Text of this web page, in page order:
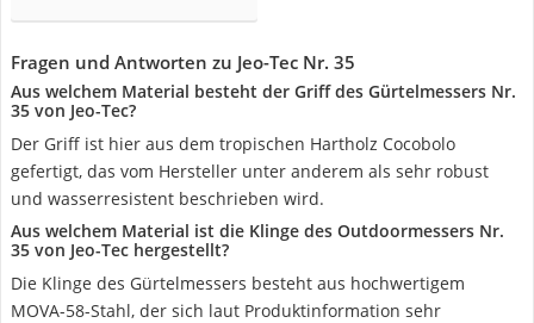
Fragen und Antworten zu Jeo-Tec Nr. 35
Aus welchem Material besteht der Griff des Gürtelmessers Nr.
35 von Jeo-Tec?
Der Griff ist hier aus dem tropischen Hartholz Cocobolo
gefertigt, das vom Hersteller unter anderem als sehr robust
und wasserresistent beschrieben wird.
Aus welchem Material ist die Klinge des Outdoormessers Nr.
35 von Jeo-Tec hergestellt?
Die Klinge des Gürtelmessers besteht aus hochwertigem
MOVA-58-Stahl, der sich laut Produktinformation sehr